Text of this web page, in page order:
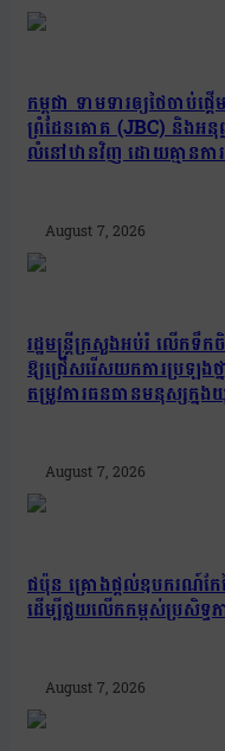
កម្ពុជា ទាមទារឲ្យថៃចាប់ផ្
ព្រំដែនគោគ (JBC) និងអ
លំនៅឋានវិញ ដោយគ្មានការ
August 7, 2026
រដ្ឋមន្រ្តីក្រសួងអប់រំ លើក
ឱ្យជ្រើសរើសយកការប្រឡងថ្
តម្រូវការធនធានមនុស្សក្នុ
August 7, 2026
ជប៉ុន គ្រោងផ្តល់ឧបករណ៍ក
ដើម្បីជួយលើកកម្ពស់ប្រសិទ្
August 7, 2026